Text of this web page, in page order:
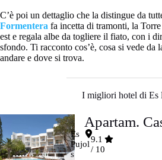
C’è poi un dettaglio che la distingue da
Formentera fa incetta di tramonti, la
est e regala albe da togliere il fiato, con i
sfondo. Ti racconto cos’è, cosa si vede da
andare e dove si trova.
I migliori hotel di Es
Apartam.
Es
Pujol
s
9.1
/ 10